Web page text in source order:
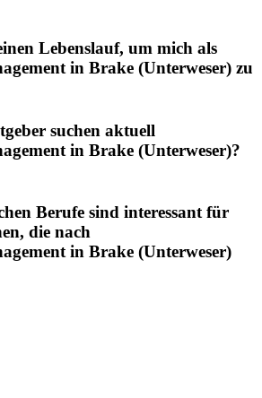
Lebenslauf, um mich als
in Brake (Unterweser) zu
suchen aktuell
in Brake (Unterweser)?
Berufe sind interessant für
die nach
in Brake (Unterweser)